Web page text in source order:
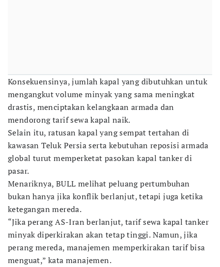
Konsekuensinya, jumlah kapal yang dibutuhkan untuk
mengangkut volume minyak yang sama meningkat
drastis, menciptakan kelangkaan armada dan
mendorong tarif sewa kapal naik.
Selain itu, ratusan kapal yang sempat tertahan di
kawasan Teluk Persia serta kebutuhan reposisi armada
global turut memperketat pasokan kapal tanker di
pasar.
Menariknya, BULL melihat peluang pertumbuhan
bukan hanya jika konflik berlanjut, tetapi juga ketika
ketegangan mereda.
“Jika perang AS-Iran berlanjut, tarif sewa kapal tanker
minyak diperkirakan akan tetap tinggi. Namun, jika
perang mereda, manajemen memperkirakan tarif bisa
menguat,” kata manajemen.